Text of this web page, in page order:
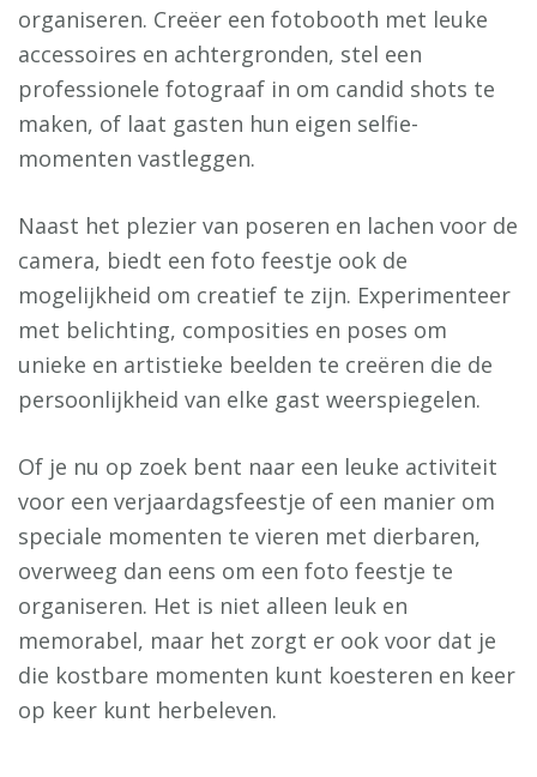
organiseren. Creëer een fotobooth met leuke
accessoires en achtergronden, stel een
professionele fotograaf in om candid shots te
maken, of laat gasten hun eigen selfie-
momenten vastleggen.
Naast het plezier van poseren en lachen voor de
camera, biedt een foto feestje ook de
mogelijkheid om creatief te zijn. Experimenteer
met belichting, composities en poses om
unieke en artistieke beelden te creëren die de
persoonlijkheid van elke gast weerspiegelen.
Of je nu op zoek bent naar een leuke activiteit
voor een verjaardagsfeestje of een manier om
speciale momenten te vieren met dierbaren,
overweeg dan eens om een ​​foto feestje te
organiseren. Het is niet alleen leuk en
memorabel, maar het zorgt er ook voor dat je
die kostbare momenten kunt koesteren en keer
op keer kunt herbeleven.